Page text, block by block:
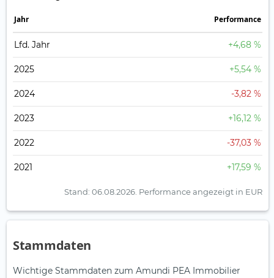
Jahr Perfor­mance
Lfd. Jahr +4,68 %
2025 +5,54 %
2024 -3,82 %
2023 +16,12 %
2022 -37,03 %
2021 +17,59 %
Stand: 06.08.2026. Performance angezeigt in EUR
Stammdaten
Wichtige Stammdaten zum Amundi PEA Immobilier